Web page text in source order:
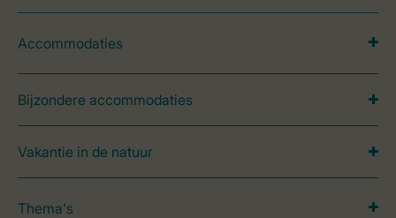
Accommodaties
Bijzondere accommodaties
Vakantie in de natuur
Thema's